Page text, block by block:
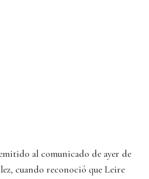
al comunicado de ayer de
cuando reconoció que Leire